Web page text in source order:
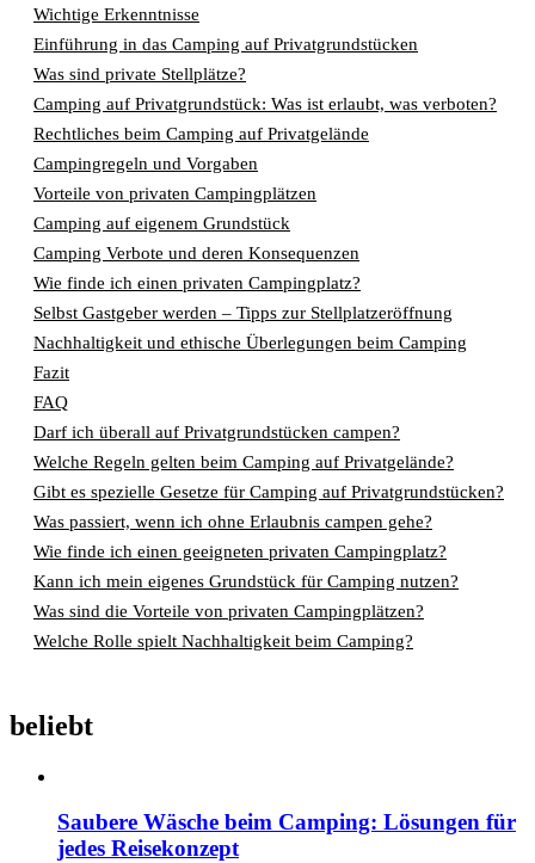
Wichtige Erkenntnisse
Einführung in das Camping auf Privatgrundstücken
Was sind private Stellplätze?
Camping auf Privatgrundstück: Was ist erlaubt, was verboten?
Rechtliches beim Camping auf Privatgelände
Campingregeln und Vorgaben
Vorteile von privaten Campingplätzen
Camping auf eigenem Grundstück
Camping Verbote und deren Konsequenzen
Wie finde ich einen privaten Campingplatz?
Selbst Gastgeber werden – Tipps zur Stellplatzeröffnung
Nachhaltigkeit und ethische Überlegungen beim Camping
Fazit
FAQ
Darf ich überall auf Privatgrundstücken campen?
Welche Regeln gelten beim Camping auf Privatgelände?
Gibt es spezielle Gesetze für Camping auf Privatgrundstücken?
Was passiert, wenn ich ohne Erlaubnis campen gehe?
Wie finde ich einen geeigneten privaten Campingplatz?
Kann ich mein eigenes Grundstück für Camping nutzen?
Was sind die Vorteile von privaten Campingplätzen?
Welche Rolle spielt Nachhaltigkeit beim Camping?
beliebt
Saubere Wäsche beim Camping: Lösungen für
jedes Reisekonzept